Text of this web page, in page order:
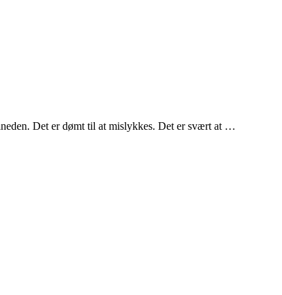
Det er dømt til at mislykkes. Det er svært at …